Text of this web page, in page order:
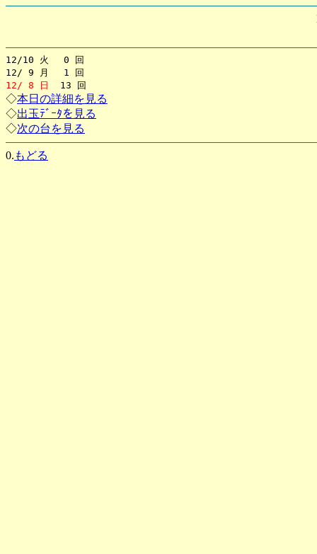
12/10 火 0 回
12/ 9 月 1 回
12/ 8 日
13 回
◇本日の詳細を見る
◇出玉ﾃﾞｰﾀを見る
◇次の台を見る
0. もどる